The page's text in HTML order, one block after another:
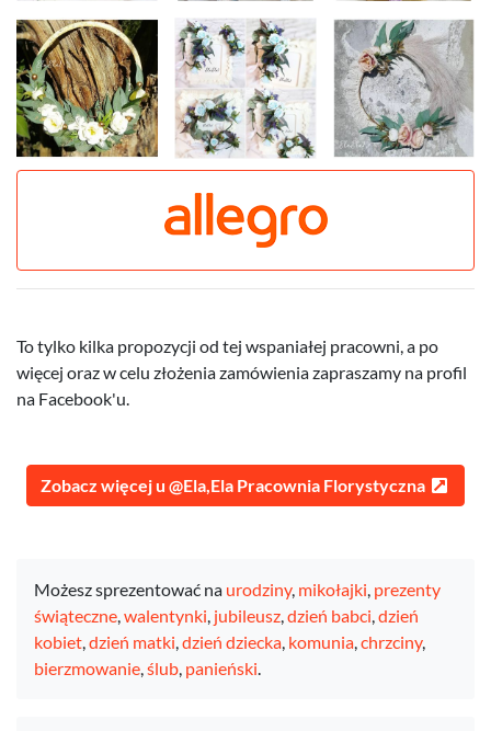
To tylko kilka propozycji od tej wspaniałej pracowni, a po
więcej oraz w celu złożenia zamówienia zapraszamy na profil
na Facebook'u.
Zobacz więcej u @Ela,Ela Pracownia Florystyczna
Możesz sprezentować na urodziny, mikołajki, prezenty
świąteczne,walentynki, jubileusz,dzień babci,dzień
kobiet,dzień matki,dzień dziecka, komunia,chrzciny,
bierzmowanie,ślub, panieński.